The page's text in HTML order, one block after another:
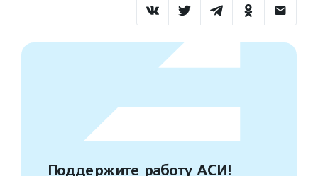
Поддержите работу АСИ!